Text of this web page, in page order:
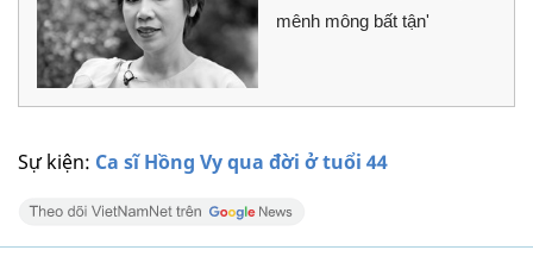
Sự kiện: Ca sĩ Hồng Vy qua đời ở tuổi 44
mênh mông bất tận'